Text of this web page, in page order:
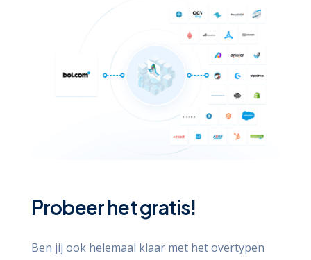
Probeer het gratis!
Ben jij ook helemaal klaar met het overtypen